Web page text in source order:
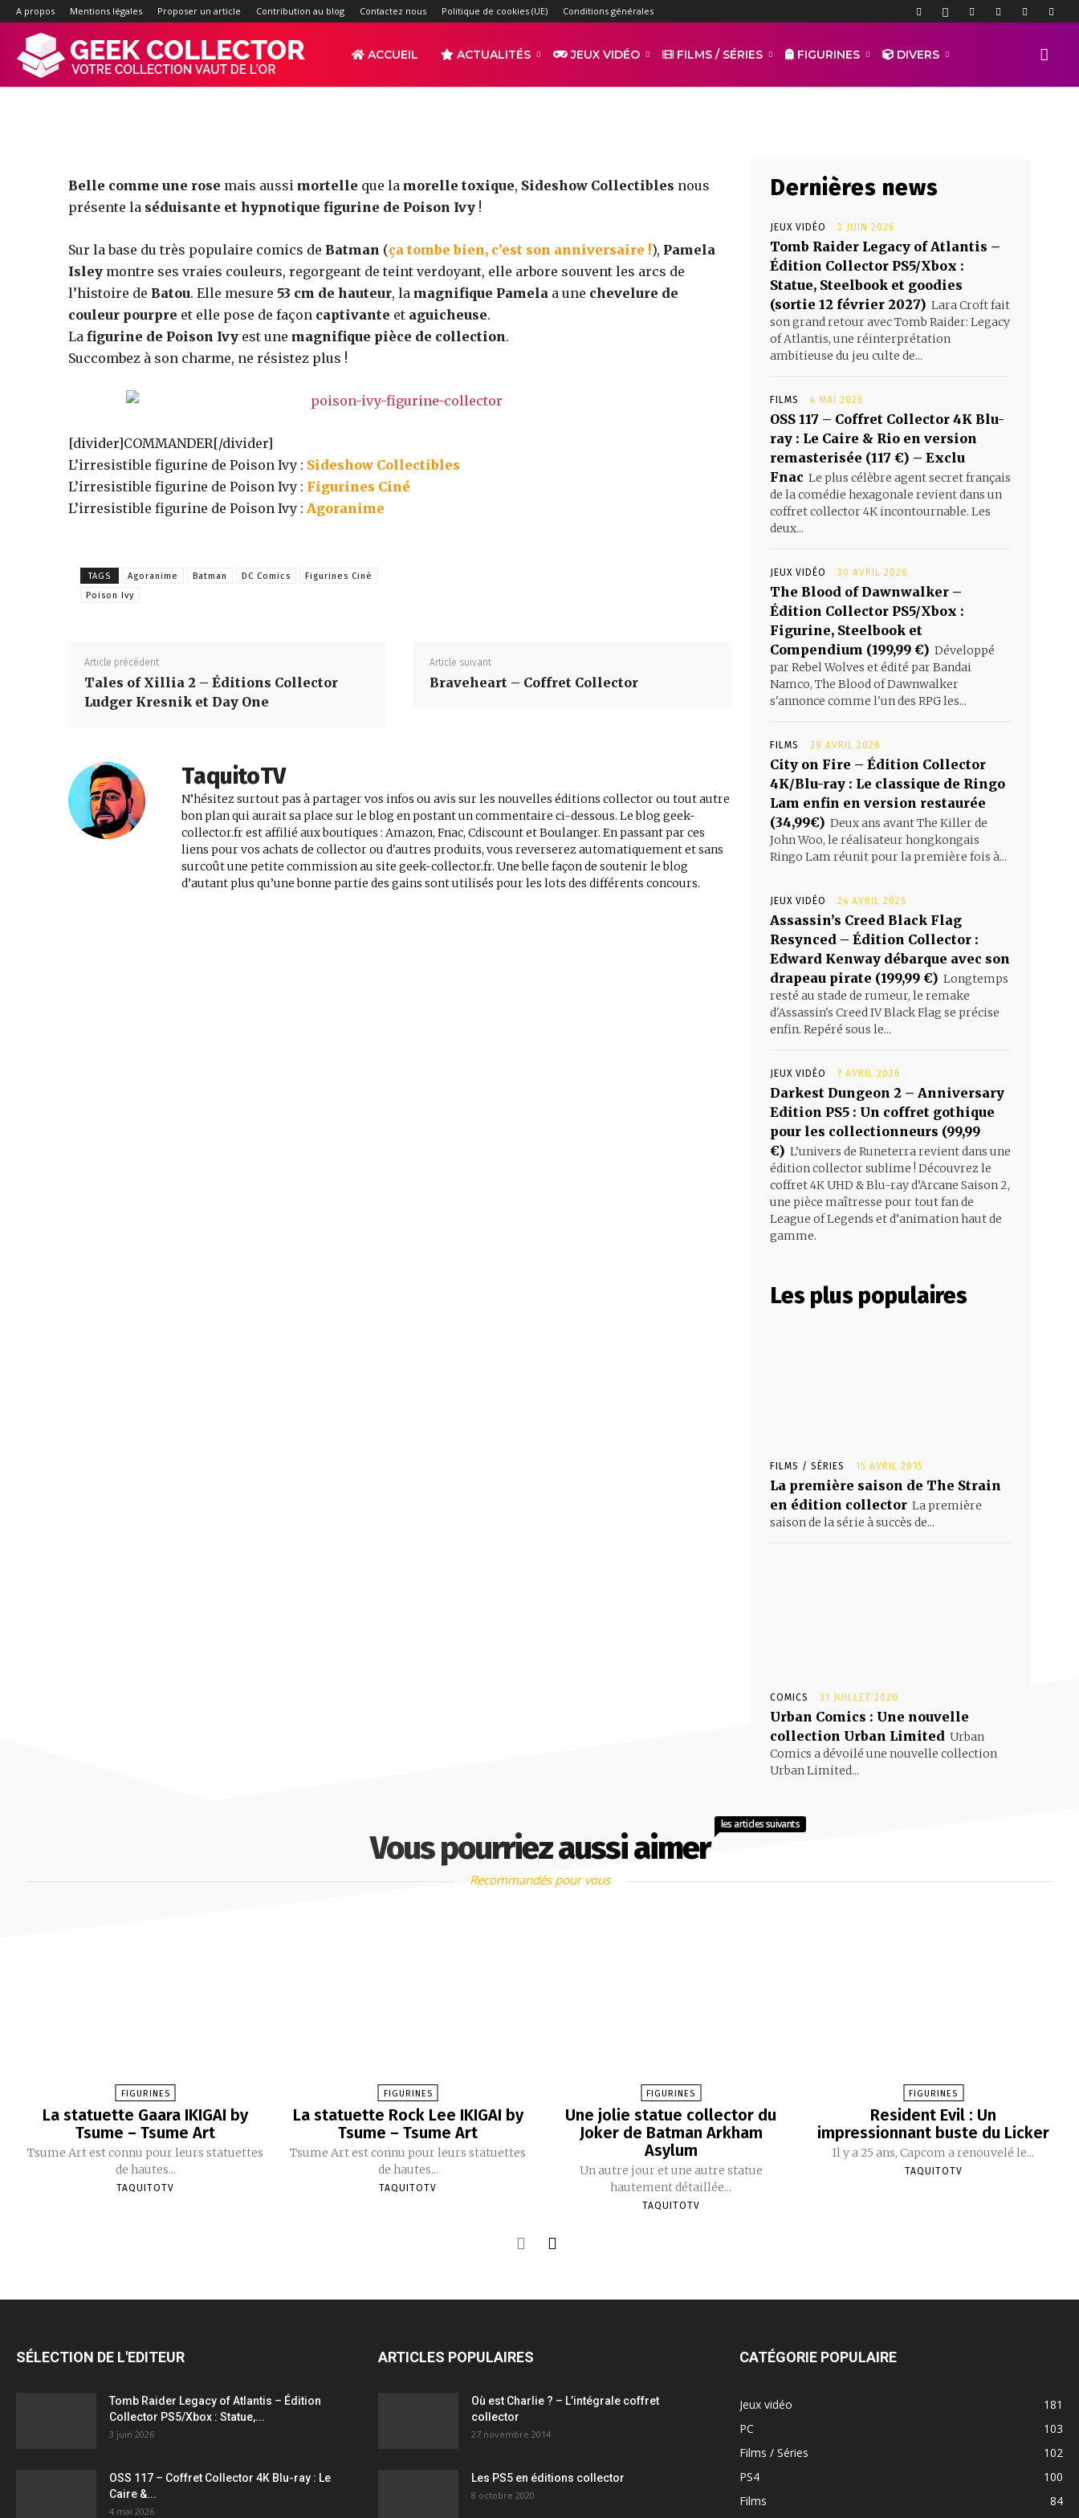
A propos Mentions légales Proposer un article Contribution au blog Contactez nous Politique de cookies (UE) Conditions générales
:
Site
d'actualités
collector,
vidéo,
films,
ACCUEIL ACTUALITÉS JEUX VIDÉO FILMS / SÉRIES FIGURINES DIVERS
L’irresistible figurine de Poison Ivy
par TAQUITOTV - 3223 0
Belle comme une rose mais aussi mortelle que la morelle toxique, Sideshow Collectibles nous
présente la séduisante et hypnotique figurine de Poison Ivy !
Sur la base du très populaire comics de Batman (ça tombe bien, c’est son anniversaire !), Pamela
Isley montre ses vraies couleurs, regorgeant de teint verdoyant, elle arbore souvent les arcs de
l’histoire de Batou. Elle mesure 53 cm de hauteur, la magnifique Pamela a une chevelure de
couleur pourpre et elle pose de façon captivante et aguicheuse.
La figurine de Poison Ivy est une magnifique pièce de collection.
Succombez à son charme, ne résistez plus !
[divider]COMMANDER[/divider]
L’irresistible figurine de Poison Ivy : Sideshow Collectibles
L’irresistible figurine de Poison Ivy : Figurines Ciné
L’irresistible figurine de Poison Ivy : Agoranime
TAGS Agoranime Batman DC Comics
Figurines Ciné
Poison Ivy
Article précédent
Tales of Xillia 2 – Éditions Collector
Ludger Kresnik et Day One
Article suivant
Braveheart – Coffret Collector
TaquitoTV
N’hésitez surtout pas à partager vos infos ou avis sur les nouvelles éditions collector ou tout autre
bon plan qui aurait sa place sur le blog en postant un commentaire ci-dessous. Le blog geek-
collector.fr est affilié aux boutiques : Amazon, Fnac, Cdiscount et Boulanger. En passant par ces
liens pour vos achats de collector ou d'autres produits, vous reverserez automatiquement et sans
surcoût une petite commission au site geek-collector.fr. Une belle façon de soutenir le blog
d’autant plus qu’une bonne partie des gains sont utilisés pour les lots des différents concours.
Dernières news
JEUX VIDÉO 3 JUIN 2026
Tomb Raider Legacy of Atlantis –
Édition Collector PS5/Xbox :
Statue, Steelbook et goodies
(sortie 12 février 2027) Lara Croft fait
son grand retour avec Tomb Raider: Legacy
of Atlantis, une réinterprétation
ambitieuse du jeu culte de...
FILMS 4 MAI 2026
OSS 117 – Coffret Collector 4K Blu-
ray : Le Caire & Rio en version
remasterisée (117 €) – Exclu
Fnac Le plus célèbre agent secret français
de la comédie hexagonale revient dans un
coffret collector 4K incontournable. Les
deux...
JEUX VIDÉO 30 AVRIL 2026
The Blood of Dawnwalker –
Édition Collector PS5/Xbox :
Figurine, Steelbook et
Compendium (199,99 €) Développé
par Rebel Wolves et édité par Bandai
Namco, The Blood of Dawnwalker
s'annonce comme l'un des RPG les...
FILMS 29 AVRIL 2026
City on Fire – Édition Collector
4K/Blu-ray : Le classique de Ringo
Lam enfin en version restaurée
(34,99€) Deux ans avant The Killer de
John Woo, le réalisateur hongkongais
Ringo Lam réunit pour la première fois à...
JEUX VIDÉO 24 AVRIL 2026
Assassin’s Creed Black Flag
Resynced – Édition Collector :
Edward Kenway débarque avec son
drapeau pirate (199,99 €) Longtemps
resté au stade de rumeur, le remake
d'Assassin's Creed IV Black Flag se précise
enfin. Repéré sous le...
JEUX VIDÉO 7 AVRIL 2026
Darkest Dungeon 2 – Anniversary
Edition PS5 : Un coffret gothique
pour les collectionneurs (99,99
€) L’univers de Runeterra revient dans une
édition collector sublime ! Découvrez le
coffret 4K UHD & Blu-ray d’Arcane Saison 2,
une pièce maîtresse pour tout fan de
League of Legends et d’animation haut de
gamme.
Les plus populaires
FILMS / SÉRIES 15 AVRIL 2015
La première saison de The Strain
en édition collector La première
saison de la série à succès de...
COMICS 31 JUILLET 2020
Urban Comics : Une nouvelle
collection Urban Limited Urban
Comics a dévoilé une nouvelle collection
Urban Limited...
Vous pourriez aussi aimer
les articles suivants
Recommandés pour vous
FIGURINES
La statuette Gaara IKIGAI by
Tsume – Tsume Art
Tsume Art est connu pour leurs statuettes
de hautes...
TAQUITOTV
FIGURINES
La statuette Rock Lee IKIGAI by
Tsume – Tsume Art
Tsume Art est connu pour leurs statuettes
de hautes...
TAQUITOTV
FIGURINES
Une jolie statue collector du
Joker de Batman Arkham
Asylum
Un autre jour et une autre statue
hautement détaillée...
TAQUITOTV
FIGURINES
Resident Evil : Un
impressionnant buste du Licker
Il y a 25 ans, Capcom a renouvelé le...
TAQUITOTV
SÉLECTION DE L'EDITEUR
Tomb Raider Legacy of Atlantis – Édition
Collector PS5/Xbox : Statue,...
3 juin 2026
OSS 117 – Coffret Collector 4K Blu-ray : Le
Caire &...
4 mai 2026
ARTICLES POPULAIRES
Où est Charlie ? – L’intégrale coffret
collector
27 novembre 2014
Les PS5 en éditions collector
8 octobre 2020
CATÉGORIE POPULAIRE
Jeux vidéo
181
PC
103
Films / Séries
102
PS4
100
Films
84